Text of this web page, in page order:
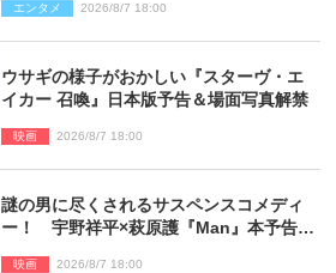
エンタメ 2026/8/7 18:00
ウサギの様子がおかしい『スターヴ・エ
イカー 召喚』日本版予告＆場面写真解禁
映画 2026/8/7 18:00
謎の男に尽くされるサスペンスコメディ
ー！ 宇野祥平×萩原護『Man』本予告＆
映画 2026/8/7 18:00